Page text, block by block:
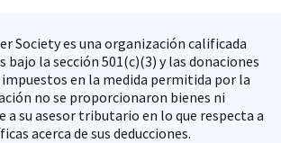
Society es una organización calificada
bajo la sección 501(c)(3) y las donaciones
impuestos en la medida permitida por la
no se proporcionaron bienes ni
a su asesor tributario en lo que respecta a
acerca de sus deducciones.